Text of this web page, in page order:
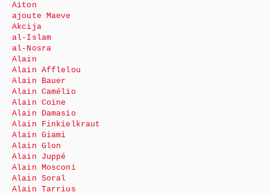
Aiton
ajoute Maeve
Akcija
al-Islam
al-Nosra
Alain
Alain Afflelou
Alain Bauer
Alain Camélio
Alain Coine
Alain Damasio
Alain Finkielkraut
Alain Giami
Alain Glon
Alain Juppé
Alain Mosconi
Alain Soral
Alain Tarrius